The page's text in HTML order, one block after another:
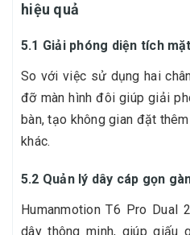
hiệu quả
5.1 Giải phóng diện tích
So với việc sử dụng hai
đỡ màn hình đôi giúp giải
bàn, tạo không gian đặt
khác.
5.2 Quản lý dây cáp gọn
Humanmotion T6 Pro Dual
dây thông minh, giúp giấu